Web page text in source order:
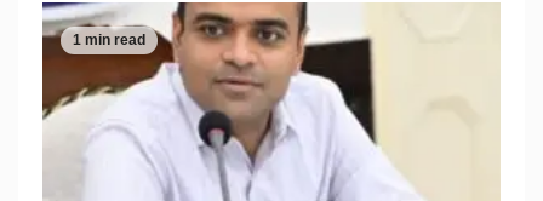
1 min read